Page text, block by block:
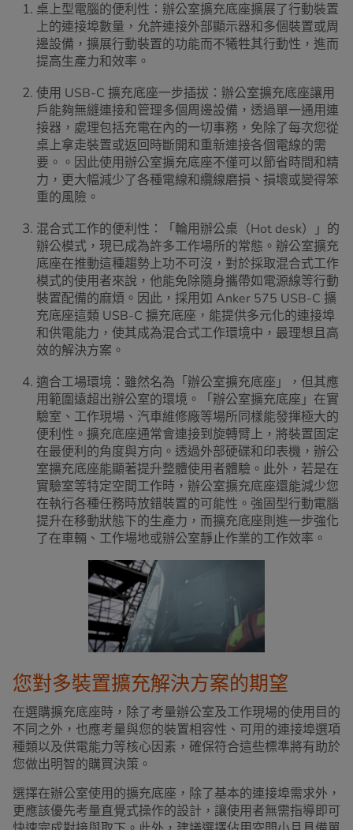
桌上型電腦的便利性：辦公室擴充底座擴展了行動裝置
上的連接埠數量，允許連接外部顯示器和多個裝置或周
邊設備，擴展行動裝置的功能而不犧牲其行動性，進而
提高生產力和效率。
使用 USB-C 擴充底座一步插拔：辦公室擴充底座讓用
戶能夠無縫連接和管理多個周邊設備，透過單一通用連
接器，處理包括充電在內的一切事務，免除了每次您從
桌上拿走裝置或返回時斷開和重新連接各個電線的需
要。。因此使用辦公室擴充底座不僅可以節省時間和精
力，更大幅減少了各種電線和纜線磨損、損壞或變得笨
重的風險。
混合式工作的便利性：「輪用辦公桌（Hot desk）」的
辦公模式，現已成為許多工作場所的常態。辦公室擴充
底座在推動這種趨勢上功不可沒，對於採取混合式工作
模式的使用者來說，他能免除隨身攜帶如電源線等行動
裝置配備的麻煩。因此，採用如 Anker 575 USB-C 擴
充底座這類 USB-C 擴充底座，能提供多元化的連接埠
和供電能力，使其成為混合式工作環境中，最理想且高
效的解決方案。
適合工場環境：雖然名為「辦公室擴充底座」，但其應
用範圍遠超出辦公室的環境。「辦公室擴充底座」在實
驗室、工作現場、汽車維修廠等場所同樣能發揮極大的
便利性。擴充底座通常會連接到旋轉臂上，將裝置固定
在最便利的角度與方向。透過外部硬碟和印表機，辦公
室擴充底座能顯著提升整體使用者體驗。此外，若是在
實驗室等特定空間工作時，辦公室擴充底座還能減少您
在執行各種任務時放錯裝置的可能性。強固型行動電腦
提升在移動狀態下的生產力，而擴充底座則進一步強化
了在車輛、工作場地或辦公室靜止作業的工作效率。
您對多裝置擴充解決方案的期望
在選購擴充底座時，除了考量辦公室及工作現場的使用目的
不同之外，也應考量與您的裝置相容性、可用的連接埠選項
種類以及供電能力等核心因素，確保符合這些標準將有助於
您做出明智的購買決策。
選擇在辦公室使用的擴充底座，除了基本的連接埠需求外，
更應該優先考量直覺式操作的設計，讓使用者無需指導即可